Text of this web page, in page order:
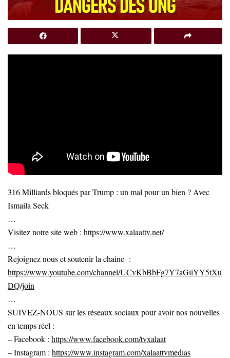
316 Milliards bloqués par Trump : un mal pour un bien ? Avec
Ismaila Seck
…
Visitez notre site web : https://www.xalaattv.net/
…
Rejoignez nous et soutenir la chaine :
https://www.youtube.com/channel/UCvKbBbFg7Y7aGiiYY5tXu
DQ/join
…
SUIVEZ-NOUS sur les réseaux sociaux pour avoir nos nouvelles
en temps réel :
– Facebook : https://www.facebook.com/tvxalaat
– Instagram : https://www.instagram.com/xalaattvmedias